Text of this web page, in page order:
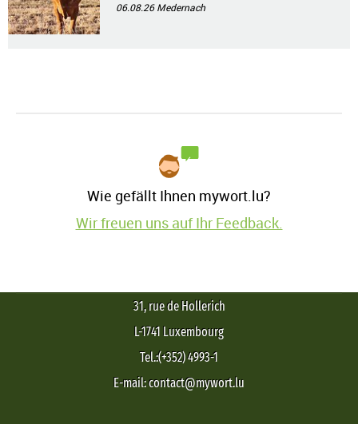
06.08.26Medernach
Wie gefällt Ihnen mywort.lu?
Wir freuen uns auf Ihr Feedback.
31, rue de Hollerich
L-1741 Luxembourg
Tel.:(+352) 4993-1
E-mail: contact@mywort.lu